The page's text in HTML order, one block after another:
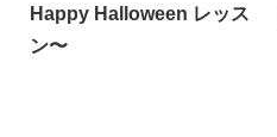
Happy Halloween レッス
ン〜